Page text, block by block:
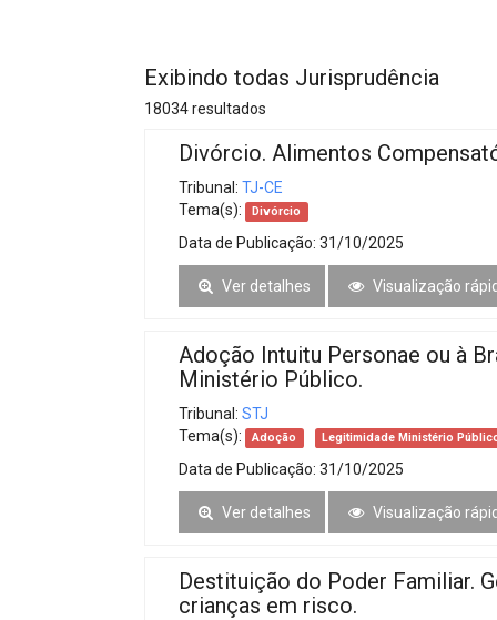
Exibindo todas Jurisprudência
18034 resultados
Divórcio. Alimentos
Tribunal: TJ-CE
Tema(s):
Divórcio
Data de Publicação: 31/10/2025
Ver detalhes Visualização
Adoção Intuitu Personae ou à
Ministério Público.
Tribunal: STJ
Tema(s):
Adoção Legitimidade Ministério
Data de Publicação: 31/10/2025
Ver detalhes Visualização
Destituição do Poder Familiar.
crianças em risco.